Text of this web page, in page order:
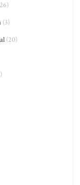
(3)
(20)